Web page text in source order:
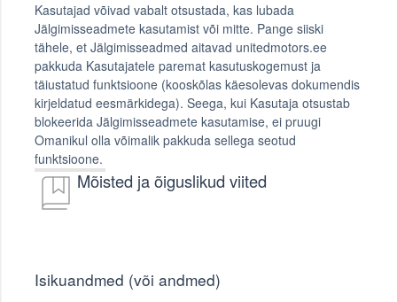
Kasutajad võivad vabalt otsustada, kas lubada
Jälgimisseadmete kasutamist või mitte. Pange siiski
tähele, et Jälgimisseadmed aitavad unitedmotors.ee
pakkuda Kasutajatele paremat kasutuskogemust ja
täiustatud funktsioone (kooskõlas käesolevas dokumendis
kirjeldatud eesmärkidega). Seega, kui Kasutaja otsustab
blokeerida Jälgimisseadmete kasutamise, ei pruugi
Omanikul olla võimalik pakkuda sellega seotud
funktsioone.
Mõisted ja õiguslikud viited
Isikuandmed (või andmed)